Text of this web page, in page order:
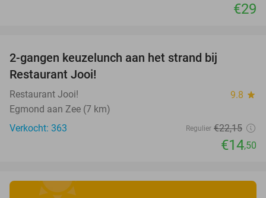
€29
2-gangen keuzelunch aan het strand bij
Restaurant Jooi!
Restaurant Jooi! 9.8 star
Egmond aan Zee (7 km)
Verkocht: 363
Regulier €22,15
€14,50